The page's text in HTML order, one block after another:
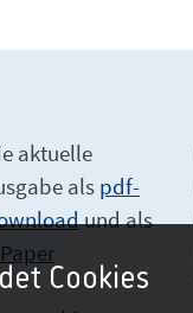
aktuelle
als pdf-
und als
Cookies